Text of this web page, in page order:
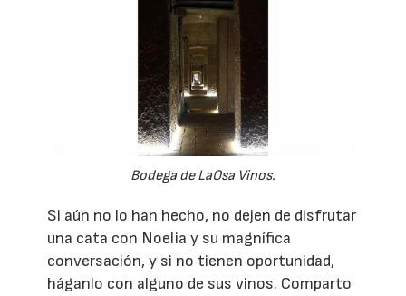
Bodega de LaOsa Vinos.
Si aún no lo han hecho, no dejen de disfrutar
una cata con Noelia y su magnífica
conversación, y si no tienen oportunidad,
háganlo con alguno de sus vinos. Comparto